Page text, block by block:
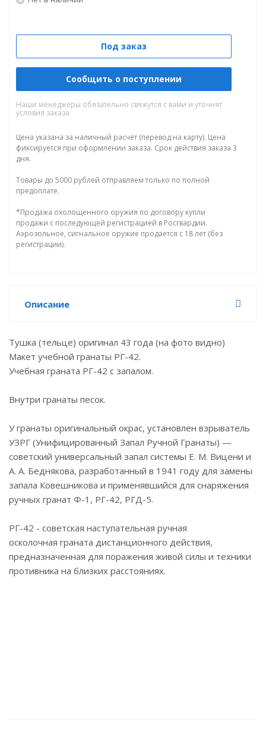
Под заказ
Сообщить о поступлении
Наши менеджеры обязательно свяжутся с вами и уточнят
условия заказа
Цена указана за наличный расчёт (перевод на карту). Цена
фиксируется при оформлении заказа. Срок действия заказа 3
дня.
Товары до 5000 рублей отправляем только по полной
предоплате.
*Продажа охолощенного оружия по договору купли
продажи с последующей регистрацией в Росгвардии.
Аэрозольное, сигнальное оружие продается с 18 лет (без
регистрации).
Описание
Тушка (тельце) оригинал 43 года (на фото видно)
Макет учебной гранаты РГ-42.
Учебная граната РГ-42 с запалом.
Внутри гранаты песок.
У гранаты оригинальный окрас, установлен взрыватель
УЗРГ (Унифицированный Запал Ручной Гранаты) —
советский универсальный запал системы Е. М. Вицени и
А. А. Беднякова, разработанный в 1941 году для замены
запала Ковешникова и применявшийся для снаряжения
ручных гранат Ф-1, РГ-42, РГД-5.
РГ-42 - советская наступательная ручная
осколочная граната дистанционного действия,
предназначенная для поражения живой силы и техники
противника на близких расстояниях.